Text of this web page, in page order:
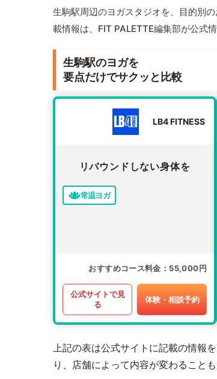
生駒駅周辺のヨガスタジオを、目的別
載情報は、FIT PALETTE編集部が公式
生駒駅のヨガを
要点だけでサクッと比較
LB4 FITNESS
リバウンドしない身体を
常温ヨガ
おすすめコース料金 55,000円
公式サイトで見
る
体験・相談予約
上記の表は公式サイトに記載の情報
り、店舗によって内容が変わること